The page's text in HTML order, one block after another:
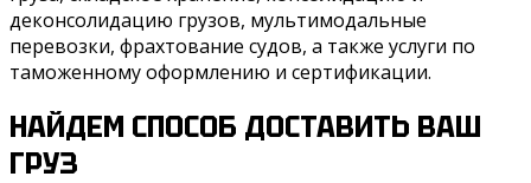
деконсолидацию грузов, мультимодальные
перевозки, фрахтование судов, а также услуги по
таможенному оформлению и сертификации.
НАЙДЕМ СПОСОБ ДОСТАВИТЬ ВАШ
ГРУЗ